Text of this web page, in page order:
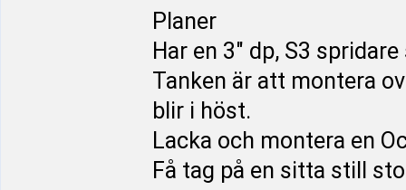
Planer
Har en 3" dp, S3
Tanken är att montera
blir i höst.
Lacka och montera en
Få tag på en sitta still